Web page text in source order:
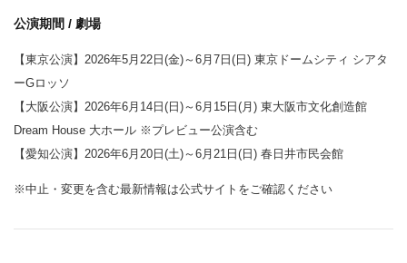
公演期間 / 劇場
【東京公演】2026年5月22日(金)～6月7日(日) 東京ドームシティ シアタ
ーGロッソ
【大阪公演】2026年6月14日(日)～6月15日(月) 東大阪市文化創造館
Dream House 大ホール ※プレビュー公演含む
【愛知公演】2026年6月20日(土)～6月21日(日) 春日井市民会館
※中止・変更を含む最新情報は公式サイトをご確認ください